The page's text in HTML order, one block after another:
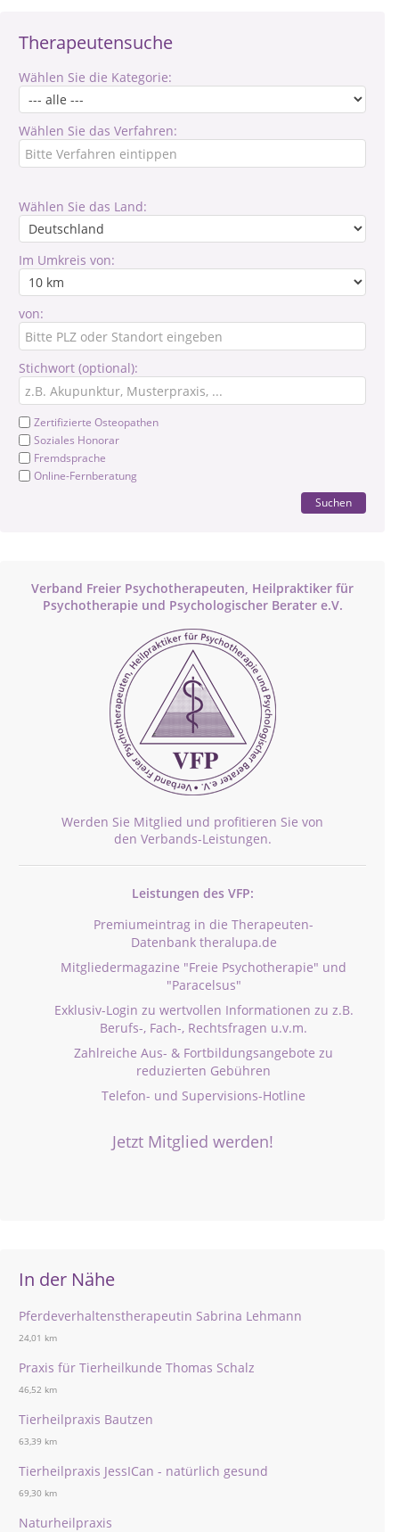
Therapeutensuche
Wählen Sie die Kategorie:
Wählen Sie das Verfahren:
Wählen Sie das Land:
Im Umkreis von:
von:
Stichwort (optional):
Zertifizierte Osteopathen
Soziales Honorar
Fremdsprache
Online-Fernberatung
Suchen
Verband Freier Psychotherapeuten, Heilpraktiker für
Psychotherapie und Psychologischer Berater e.V.
Werden Sie Mitglied und profitieren Sie von
den Verbands-Leistungen.
Leistungen des VFP:
Premiumeintrag in die Therapeuten-
Datenbank theralupa.de
Mitgliedermagazine "Freie Psychotherapie" und
"Paracelsus"
Exklusiv-Login zu wertvollen Informationen zu z.B.
Berufs-, Fach-, Rechtsfragen u.v.m.
Zahlreiche Aus- & Fortbildungsangebote zu
reduzierten Gebühren
Telefon- und Supervisions-Hotline
Jetzt Mitglied werden!
In der Nähe
Pferdeverhaltenstherapeutin Sabrina Lehmann
24,01 km
Praxis für Tierheilkunde Thomas Schalz
46,52 km
Tierheilpraxis Bautzen
63,39 km
Tierheilpraxis JessICan - natürlich gesund
69,30 km
Naturheilpraxis